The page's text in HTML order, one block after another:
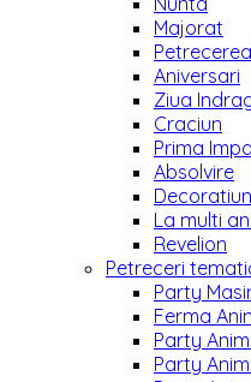
Majorat
Aniversari
Ziua
Craciun
Prima
Absolvire
La multi
Revelion
Petreceri
Party
Ferma
Party
Party